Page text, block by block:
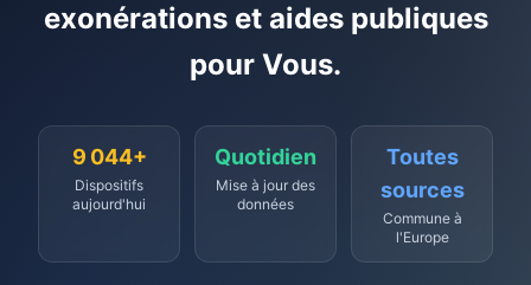
exonérations et aides publiques
pour Vous.
9 044+
Dispositifs
aujourd'hui
Quotidien
Mise à jour des
données
Toutes
sources
Commune à
l'Europe